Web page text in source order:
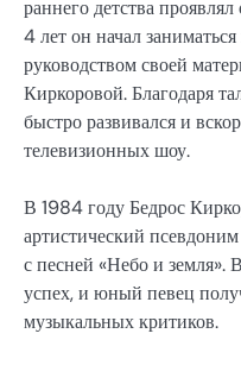
раннего детства
4 лет он начал
руководством своей
Киркоровой. Благодаря
быстро развивался и
телевизионных шоу.
В 1984 году Бедрос
артистический
с песней «Небо и
успех, и юный певец
музыкальных критиков.